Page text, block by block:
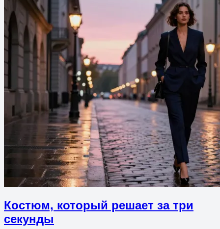
Костюм, который решает за три
секунды